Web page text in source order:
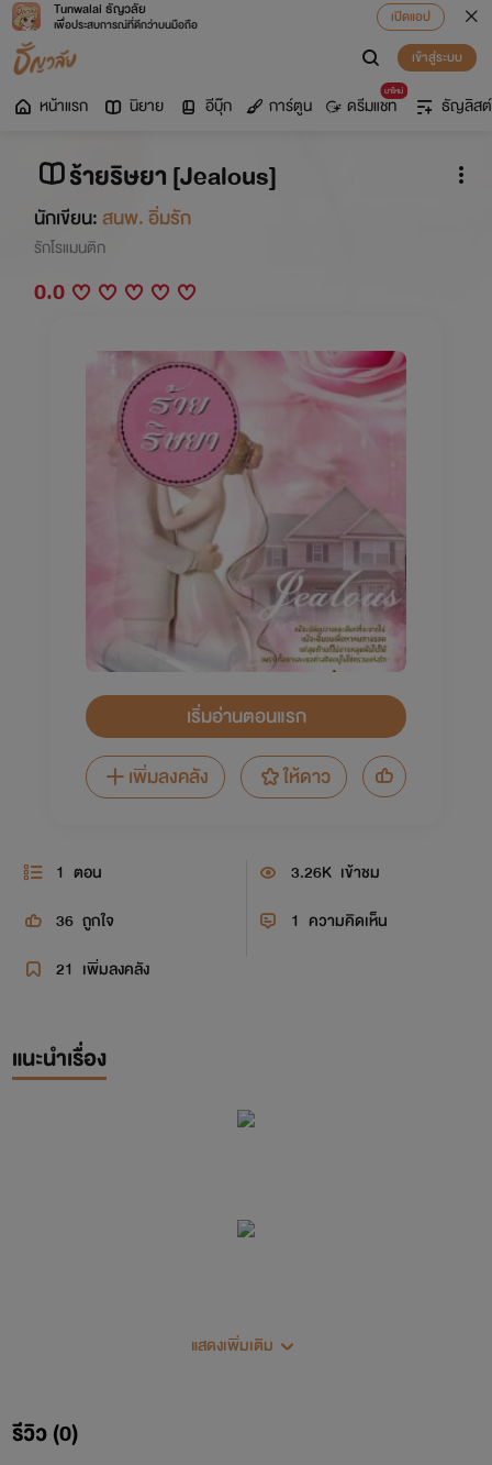
Tunwalai ธัญวลัย
เพื่อประสบการณ์ที่ดีกว่าบนมือถือ
เปิดแอป
เข้าสู่ระบบ
หน้าแรก นิยาย อีบุ๊ก การ์ตูน
มาใหม่
ดรีมแชท ธัญลิสต์
ร้ายริษยา [Jealous]
นักเขียน:สนพ. อิ่มรัก
รักโรแมนติก
0.0
เริ่มอ่านตอนแรก
เพิ่มลงคลัง
ให้ดาว
1 ตอน 3.26K เข้าชม
36 ถูกใจ 1 ความคิดเห็น
21 เพิ่มลงคลัง
แนะนำเรื่อง
ร้ายริษยา
แสดงเพิ่มเติม
รีวิว (0)